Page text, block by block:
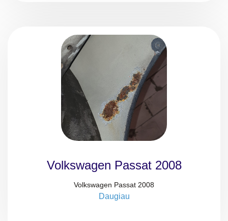
Volkswagen Passat 2008
Volkswagen Passat 2008
Daugiau